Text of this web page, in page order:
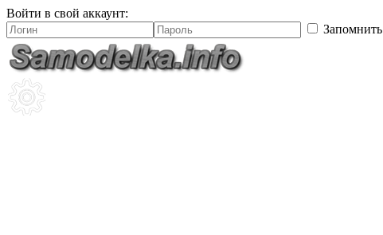
Войти в свой аккаунт:
Запомнить